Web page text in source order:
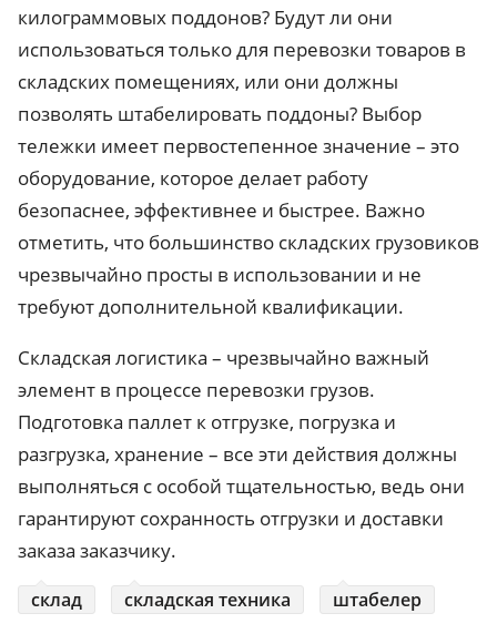
килограммовых поддонов? Будут ли они
использоваться только для перевозки товаров в
складских помещениях, или они должны
позволять штабелировать поддоны? Выбор
тележки имеет первостепенное значение – это
оборудование, которое делает работу
безопаснее, эффективнее и быстрее. Важно
отметить, что большинство складских грузовиков
чрезвычайно просты в использовании и не
требуют дополнительной квалификации.
Складская логистика – чрезвычайно важный
элемент в процессе перевозки грузов.
Подготовка паллет к отгрузке, погрузка и
разгрузка, хранение – все эти действия должны
выполняться с особой тщательностью, ведь они
гарантируют сохранность отгрузки и доставки
заказа заказчику.
склад складская техника штабелер